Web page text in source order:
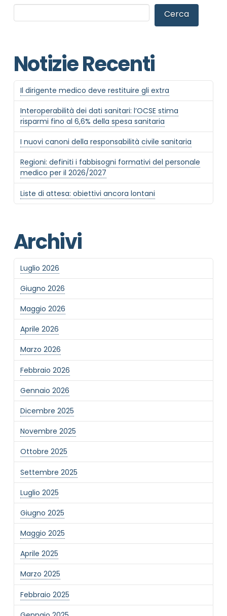
Cerca
Notizie Recenti
Il dirigente medico deve restituire gli extra
Interoperabilità dei dati sanitari: l’OCSE stima
risparmi fino al 6,6% della spesa sanitaria
I nuovi canoni della responsabilità civile sanitaria
Regioni: definiti i fabbisogni formativi del personale
medico per il 2026/2027
Liste di attesa: obiettivi ancora lontani
Archivi
Luglio 2026
Giugno 2026
Maggio 2026
Aprile 2026
Marzo 2026
Febbraio 2026
Gennaio 2026
Dicembre 2025
Novembre 2025
Ottobre 2025
Settembre 2025
Luglio 2025
Giugno 2025
Maggio 2025
Aprile 2025
Marzo 2025
Febbraio 2025
Ho preso visione dell'informativa privacy
Newsletter
Desidero rimanere aggiornato sulle ultime
novità dell'Associazione tramite l'iscrizione alla
newsletter